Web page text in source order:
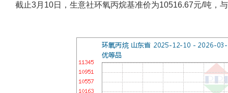
截止3月10日，生意社环氧丙烷基准价为10516.67元/吨，